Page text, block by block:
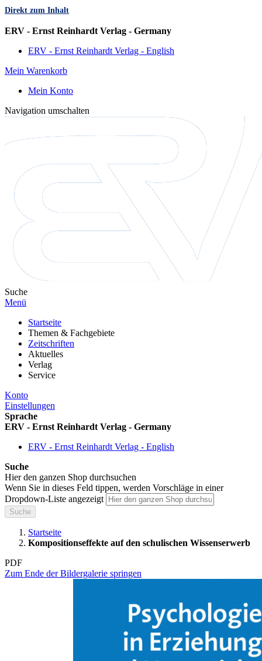
Direkt zum Inhalt
ERV - Ernst Reinhardt Verlag - Germany
ERV - Ernst Reinhardt Verlag - English
Mein Warenkorb
Mein Konto
Navigation umschalten
Suche
Menü
Startseite
Themen & Fachgebiete
Zeitschriften
Aktuelles
Verlag
Service
Konto
Einstellungen
Sprache
ERV - Ernst Reinhardt Verlag - Germany
ERV - Ernst Reinhardt Verlag - English
Suche
Hier den ganzen Shop durchsuchen
Wenn Sie in dieses Feld tippen, werden Vorschläge in einer
Dropdown-Liste angezeigt
Suche
Startseite
Kompositionseffekte auf den schulischen Wissenserwerb
PDF
Zum Ende der Bildergalerie springen